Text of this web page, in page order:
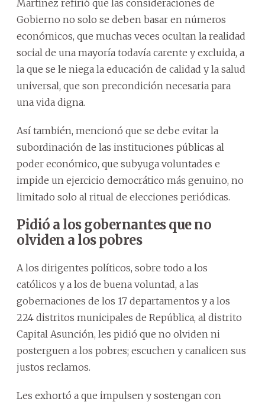
Martínez refirió que las consideraciones de
Gobierno no solo se deben basar en números
económicos, que muchas veces ocultan la realidad
social de una mayoría todavía carente y excluida, a
la que se le niega la educación de calidad y la salud
universal, que son precondición necesaria para
una vida digna.
Así también, mencionó que se debe evitar la
subordinación de las instituciones públicas al
poder económico, que subyuga voluntades e
impide un ejercicio democrático más genuino, no
limitado solo al ritual de elecciones periódicas.
Pidió a los gobernantes que no
olviden a los pobres
A los dirigentes políticos, sobre todo a los
católicos y a los de buena voluntad, a las
gobernaciones de los 17 departamentos y a los
224 distritos municipales de República, al distrito
Capital Asunción, les pidió que no olviden ni
posterguen a los pobres; escuchen y canalicen sus
justos reclamos.
Les exhortó a que impulsen y sostengan con